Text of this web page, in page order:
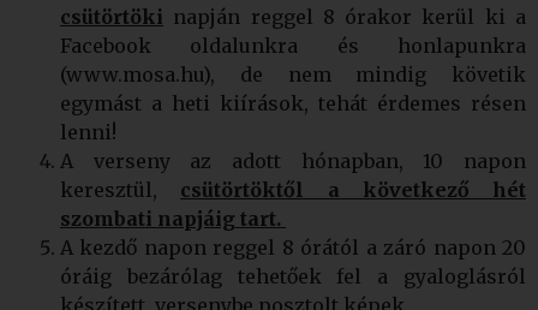
csütörtöki napján reggel 8 órakor kerül ki a
Facebook oldalunkra és honlapunkra
(www.mosa.hu), de nem mindig követik
egymást a heti kiírások, tehát érdemes résen
lenni!
A verseny az adott hónapban, 10 napon
keresztül, csütörtöktől a következő hét
szombati napjáig tart.
A kezdő napon reggel 8 órától a záró napon 20
óráig bezárólag tehetőek fel a gyaloglásról